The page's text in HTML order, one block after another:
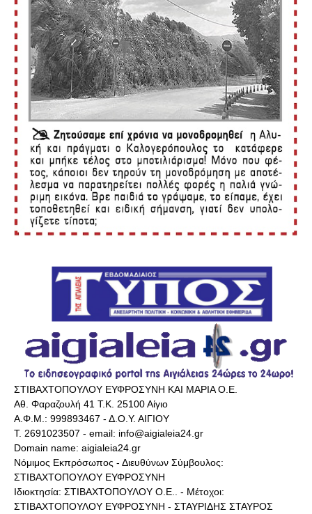
ΣΤΙΒΑΧΤΟΠΟΥΛΟΥ ΕΥΦΡΟΣΥΝΗ ΚΑΙ ΜΑΡΙΑ Ο.Ε.
Αθ. Φαραζουλή 41 Τ.Κ. 25100 Αίγιο
Α.Φ.Μ.: 999893467 - Δ.Ο.Υ. ΑΙΓΙΟΥ
Τ. 2691023507 - email: info@aigialeia24.gr
Domain name: aigialeia24.gr
Νόμιμος Εκπρόσωπος - Διευθύνων Σύμβουλος:
ΣΤΙΒΑΧΤΟΠΟΥΛΟΥ ΕΥΦΡΟΣΥΝΗ
Ιδιοκτησία: ΣΤΙΒΑΧΤΟΠΟΥΛΟΥ Ο.Ε.. - Μέτοχοι:
ΣΤΙΒΑΧΤΟΠΟΥΛΟΥ ΕΥΦΡΟΣΥΝΗ - ΣΤΑΥΡΙΔΗΣ ΣΤΑΥΡΟΣ